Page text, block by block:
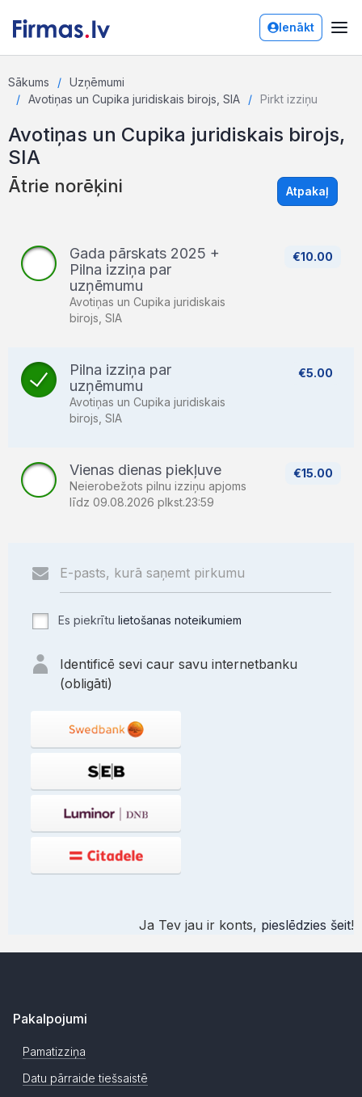
Ienākt
Sākums
Uzņēmumi
Avotiņas un Cupika juridiskais birojs, SIA
Pirkt izziņu
Avotiņas un Cupika juridiskais birojs,
SIA
Ātrie norēķini Atpakaļ
€10.00
Gada pārskats 2025 +
Pilna izziņa par
uzņēmumu
Avotiņas un Cupika juridiskais
birojs, SIA
€5.00
Pilna izziņa par
uzņēmumu
Avotiņas un Cupika juridiskais
birojs, SIA
€15.00
Vienas dienas piekļuve
Neierobežots pilnu izziņu apjoms
līdz 09.08.2026 plkst.23:59
Es piekrītu lietošanas noteikumiem
Identificē sevi caur savu internetbanku
(obligāti)
Ja Tev jau ir konts, pieslēdzies šeit!
Pakalpojumi
Pamatizziņa
Datu pārraide tiešsaistē